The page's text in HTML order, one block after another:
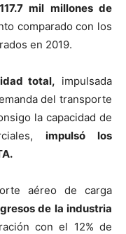
mil millones de
comparado con los
en 2019.
total, impulsada
del transporte
la capacidad de
impulsó los
aéreo de carga
de la industria
con el 12% de